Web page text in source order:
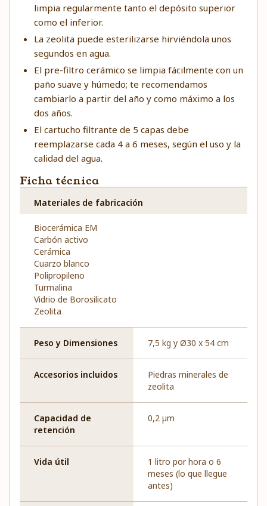
limpia regularmente tanto el depósito superior
como el inferior.
La zeolita puede esterilizarse hirviéndola unos
segundos en agua.
El pre-filtro cerámico se limpia fácilmente con un
paño suave y húmedo; te recomendamos
cambiarlo a partir del año y como máximo a los
dos años.
El cartucho filtrante de 5 capas debe
reemplazarse cada 4 a 6 meses, según el uso y la
calidad del agua.
Ficha técnica
Materiales de fabricación
Biocerámica EM
Carbón activo
Cerámica
Cuarzo blanco
Polipropileno
Turmalina
Vidrio de Borosilicato
Zeolita
Peso y Dimensiones 7,5 kg y Ø30 x 54 cm
Accesorios incluidos
Piedras minerales de
zeolita
Capacidad de
retención
0,2 µm
Vida útil
1 litro por hora o 6
meses (lo que llegue
antes)